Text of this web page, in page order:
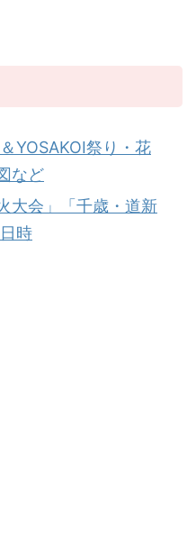
YOSAKOI祭り・花
など
大会」「千歳・道新
時